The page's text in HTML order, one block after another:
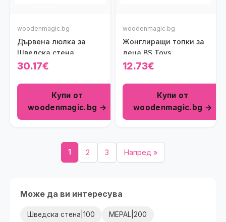
woodenmagic.bg
Дървена люлка за
Шведска стена
30.17€
Купи от
woodenmagic.bg →
woodenmagic.bg
Жонглиращи топки за
деца BS Toys
12.73€
Купи от
woodenmagic.bg →
1 2 3 Напред »
Може да ви интересува
Шведска стена|100 MEPAL|200